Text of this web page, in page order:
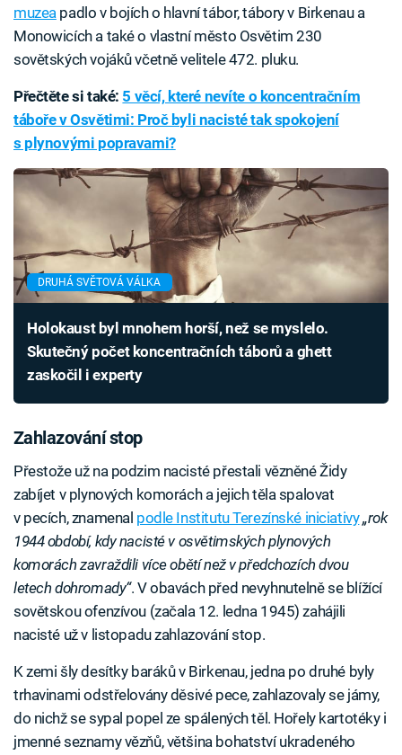
muzeapadlo v bojích o hlavní tábor, tábory v Birkenau a
Monowicích a také o vlastní město Osvětim 230
sovětských vojáků včetně velitele 472. pluku.
Přečtěte si také: 5 věcí, které nevíte o koncentračním
táboře v Osvětimi: Proč byli nacisté tak spokojení
s plynovými popravami?
DRUHÁ SVĚTOVÁ VÁLKA
Holokaust byl mnohem horší, než se myslelo.
Skutečný počet koncentračních táborů a ghett
zaskočil i experty
Zahlazování stop
Přestože už na podzim nacisté přestali vězněné Židy
zabíjet v plynových komorách a jejich těla spalovat
v pecích, znamenal podle Institutu Terezínské iniciativy„rok
1944 období, kdy nacisté v osvětimských plynových
komorách zavraždili více obětí než v předchozích dvou
letech dohromady“. V obavách před nevyhnutelně se blížící
sovětskou ofenzívou (začala 12. ledna 1945) zahájili
nacisté už v listopadu zahlazování stop.
K zemi šly desítky baráků v Birkenau, jedna po druhé byly
trhavinami odstřelovány děsivé pece, zahlazovaly se jámy,
do nichž se sypal popel ze spálených těl. Hořely kartotéky i
jmenné seznamy vězňů, většina bohatství ukradeného